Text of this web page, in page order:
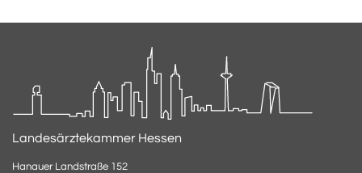
Landesärztekammer Hessen
Hanauer Landstraße 152